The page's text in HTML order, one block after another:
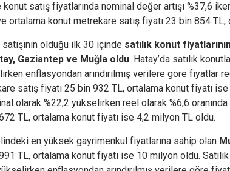
konut satış fiyatlarında nominal değer artışı %37,6
ortalama konut metrekare satış fiyatı 23 bin 854
olduğu ilk 30 içinde satılık konut
Gaziantep ve Muğla oldu. Hatay’da satılık
enflasyondan arındırılmış verilere göre fiyatlar
satış fiyatı 25 bin 932 TL, ortalama konut fiyatı
olarak %22,2 yükselirken reel olarak %6,6
TL, ortalama konut fiyatı ise 4,2 milyon TL oldu.
en yüksek gayrimenkul fiyatlarına sahip olan
TL, ortalama konut fiyatı ise 10 milyon oldu. Satılık